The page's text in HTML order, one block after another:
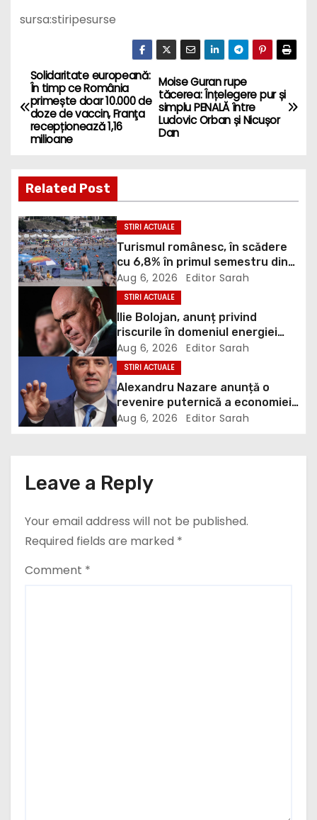
sursa:stiripesurse
P
o
s
t
n
a
v
i
g
a
t
i
n
Moise Guran rupe
tăcerea: Înțelegere pur și
simplu PENALĂ între
Ludovic Orban și Nicușor
Dan
Solidaritate europeană:
În timp ce România
primește doar 10.000 de
doze de vaccin, Franţa
recepționează 1,16
milioane
Related Post
STIRI ACTUALE
Turismul românesc, în scădere
cu 6,8% în primul semestru din
2026
Aug 6, 2026 Editor Sarah
STIRI ACTUALE
Ilie Bolojan, anunț privind
riscurile în domeniul energiei
electrice. Ce a decis Guvernul
Aug 6, 2026 Editor Sarah
STIRI ACTUALE
Alexandru Nazare anunță o
revenire puternică a economiei
în 2027: Inflația va scădea,
Aug 6, 2026 Editor Sarah
Leave a Reply
Your email address will not be published.
Required fields are marked *
Comment *